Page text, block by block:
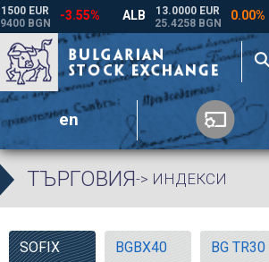
en
ТЪРГОВИЯ-> ИНДЕКСИ
SOFIX BGBX40 BG TR30